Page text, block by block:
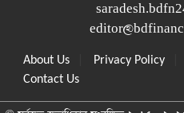
About Us Privacy Policy
Contact Us